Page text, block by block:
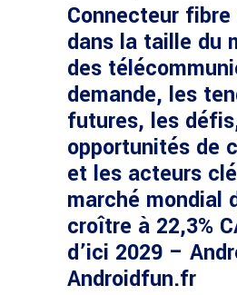
Connecteur
dans la taille du
des
demande, les
futures, les
opportunités de
et les acteurs
marché mondial
croître à 22,3%
d’ici 2029 –
Androidfun.fr